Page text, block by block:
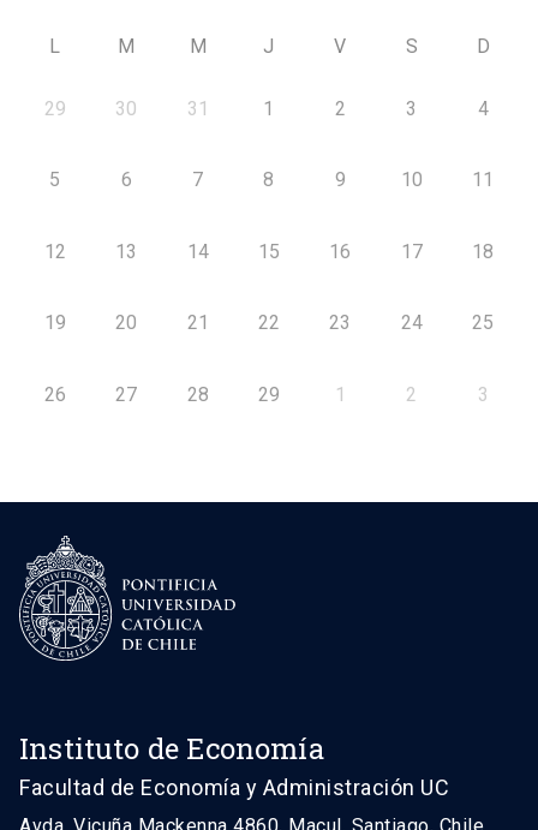
L M M J V S D
29 30 31 1 2 3 4
5 6 7 8 9 10 11
12 13 14 15 16 17 18
19 20 21 22 23 24 25
26 27 28 29 1 2 3
Instituto de Economía
Facultad de Economía y Administración UC